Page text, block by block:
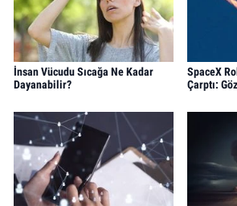
İnsan Vücudu Sıcağa Ne Kadar
Dayanabilir?
SpaceX
Çarptı: